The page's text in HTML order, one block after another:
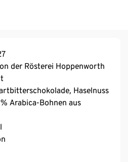
der Rösterei Hoppenworth
Haselnuss
Arabica-Bohnen aus